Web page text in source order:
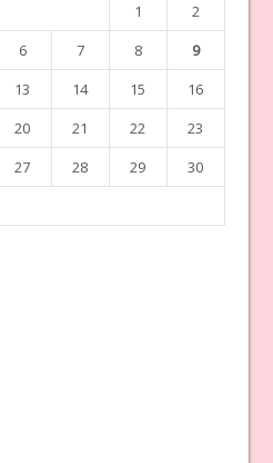
1
2
6 7 8
9
13 14 15
16
20 21 22
23
27 28 29
30